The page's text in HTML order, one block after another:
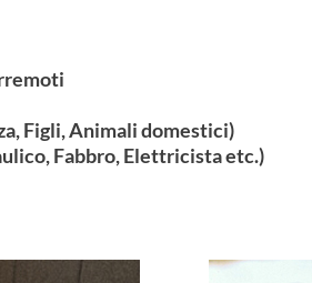
Figli, Animali domestici)
Fabbro, Elettricista etc.)